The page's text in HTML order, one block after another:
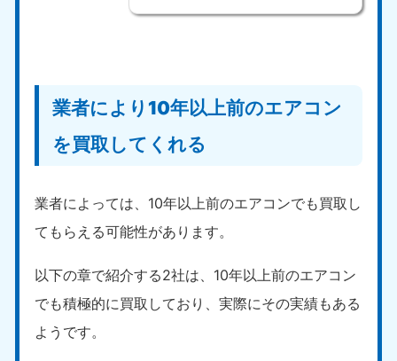
業者により10年以上前のエアコン
を買取してくれる
業者によっては、10年以上前のエアコンでも買取し
てもらえる可能性があります。
以下の章で紹介する2社は、10年以上前のエアコン
でも積極的に買取しており、実際にその実績もある
ようです。
北海道・東北
北海道
9:00〜19:00 年中無休
岩手県
9:00〜19:00 年中無休 9:00〜19:00 年中無休
山形県
050-1881-5273
宮城県